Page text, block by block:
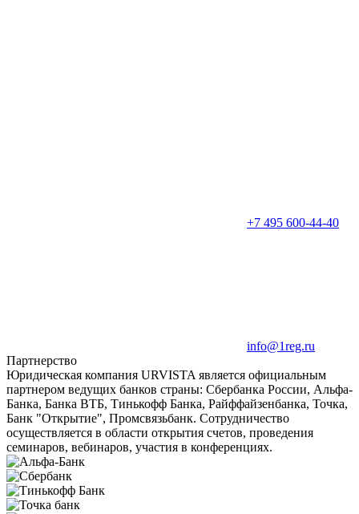
+7 495 600-44-40
info@1reg.ru
Партнерство
Юридическая компания URVISTA является официальным
партнером ведущих банков страны: Сбербанка России, Альфа-
Банка, Банка ВТБ, Тинькофф Банка, Райффайзенбанка, Точка,
Банк "Открытие", Промсвязьбанк. Сотрудничество
осуществляется в области открытия счетов, проведения
семинаров, вебинаров, участия в конференциях.